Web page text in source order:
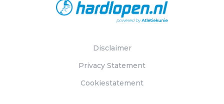
Disclaimer
Privacy Statement
Cookiestatement